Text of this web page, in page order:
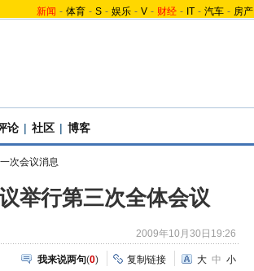
新闻 - 体育 - S - 娱乐 - V - 财经 - IT - 汽车 - 房产
论 | 社区 | 博客
次会议消息
举行第三次全体会议
2009年10月30日19:26
我来说两句(0) 复制链接 大 中 小